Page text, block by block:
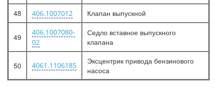
48 406.1007012 Клапан выпускной
49
406.1007080-
02
Седло вставное выпускного
клапана
50 4061.1106185
Эксцентрик привода бензинового
насоса